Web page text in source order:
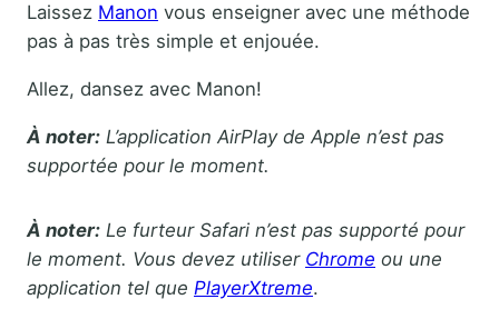
Laissez Manon vous enseigner avec une méthode
pas à pas très simple et enjouée.
Allez, dansez avec Manon!
À noter: L’application AirPlay de Apple n’est pas
supportée pour le moment.
À noter: Le furteur Safari n’est pas supporté pour
le moment. Vous devez utiliser Chrome ou une
application tel que PlayerXtreme.